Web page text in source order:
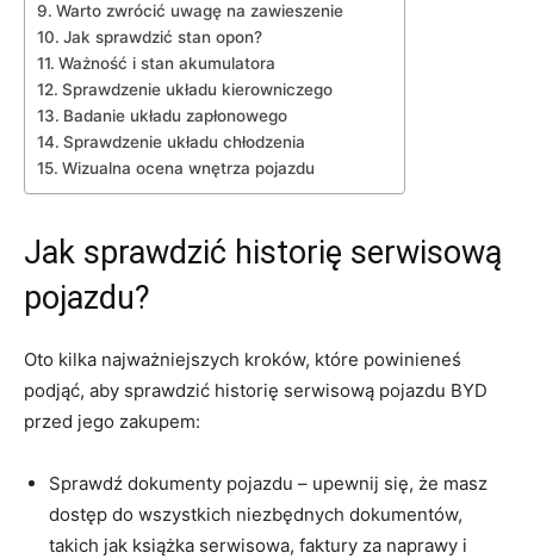
Warto zwrócić ​uwagę na zawieszenie
Jak sprawdzić stan opon?
Ważność ‍i stan ⁣akumulatora
Sprawdzenie układu kierowniczego
Badanie‌ układu zapłonowego
Sprawdzenie układu chłodzenia
Wizualna ocena wnętrza pojazdu
Jak‌ sprawdzić⁤ historię serwisową
pojazdu?
Oto kilka najważniejszych kroków, które powinieneś
podjąć, aby sprawdzić ​historię serwisową pojazdu⁣ BYD
przed jego‍ zakupem:
Sprawdź dokumenty pojazdu – ⁢upewnij się, że masz
dostęp do ⁣wszystkich niezbędnych dokumentów,
takich jak książka serwisowa, faktury za naprawy i